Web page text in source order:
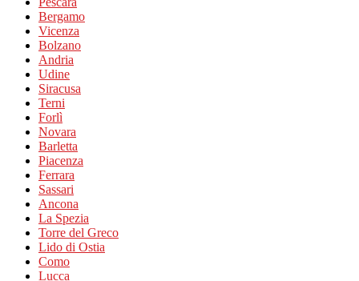
Bergamo
Vicenza
Bolzano
Andria
Udine
Siracusa
Terni
Forlì
Novara
Barletta
Piacenza
Ferrara
Sassari
Ancona
La Spezia
Torre del Greco
Lido di Ostia
Como
Lucca